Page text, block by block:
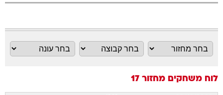
לוח משחקים מחזור 17